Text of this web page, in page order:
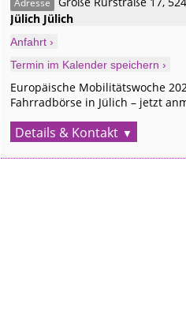
Adresse
Jülich Jülich
Anfahrt ›
Termin im Kalender speichern ›
Europäische Mobilitätswoche
Fahrradbörse in Jülich – jetzt
Details & Kontakt